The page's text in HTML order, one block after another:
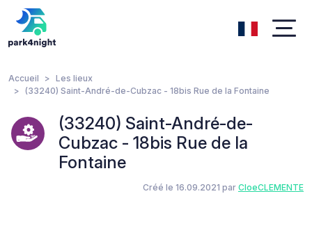
Accueil
Les lieux
(33240) Saint-André-de-Cubzac - 18bis Rue de la Fontaine
(33240) Saint-André-de-
Cubzac - 18bis Rue de la
Fontaine
Créé le 16.09.2021 par CloeCLEMENTE